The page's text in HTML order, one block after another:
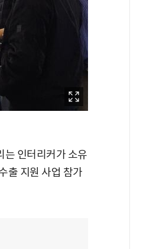
는 인터리커가 소유
출 지원 사업 참가